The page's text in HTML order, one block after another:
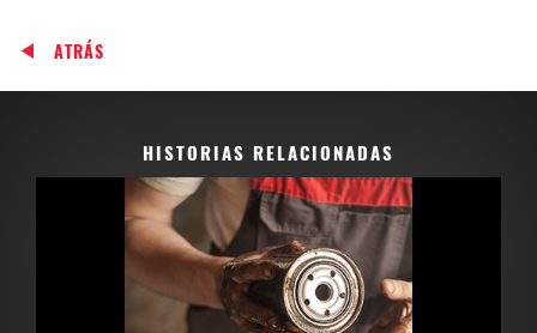
ATRÁS
HISTORIAS RELACIONADAS